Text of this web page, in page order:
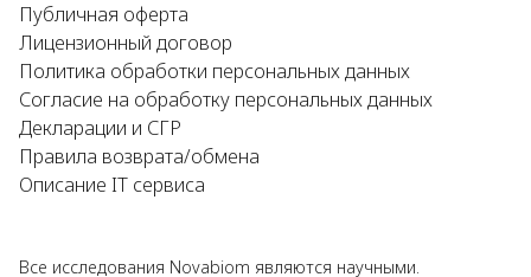
Публичная оферта
Лицензионный договор
Политика обработки персональных данных
Согласие на обработку персональных данных
Декларации и СГР
Правила возврата/обмена
Описание IT сервиса
Все исследования Novabiom являются научными.